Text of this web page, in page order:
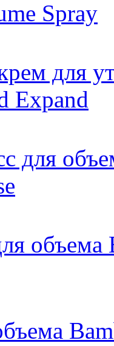
Spray
для
Expand
для
объема